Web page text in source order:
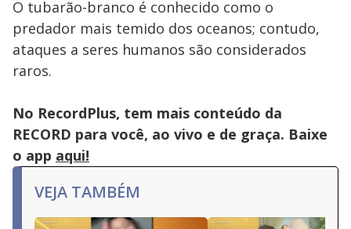
O tubarão-branco é conhecido como o
predador mais temido dos oceanos; contudo,
ataques a seres humanos são considerados
raros.
No RecordPlus, tem mais conteúdo da
RECORD para você, ao vivo e de graça. Baixe
o app aqui!
VEJA TAMBÉM